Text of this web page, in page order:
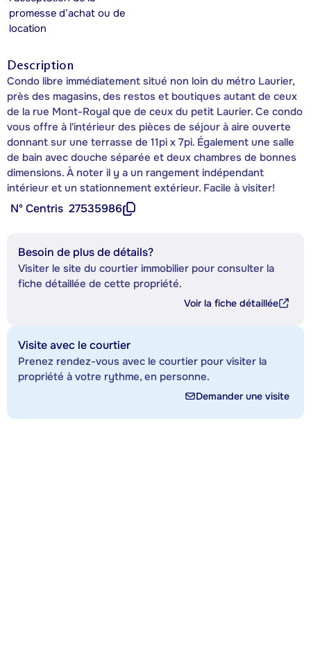
promesse d’achat ou de
location
Description
Condo libre immédiatement situé non loin du métro Laurier,
près des magasins, des restos et boutiques autant de ceux
de la rue Mont-Royal que de ceux du petit Laurier. Ce condo
vous offre à l'intérieur des pièces de séjour à aire ouverte
donnant sur une terrasse de 11pi x 7pi. Également une salle
de bain avec douche séparée et deux chambres de bonnes
dimensions. À noter il y a un rangement indépendant
intérieur et un stationnement extérieur. Facile à visiter!
Nº Centris 27535986
Besoin de plus de détails?
Visiter le site du courtier immobilier pour consulter la
fiche détaillée de cette propriété.
Voir la fiche détaillée
Visite avec le courtier
Prenez rendez-vous avec le courtier pour visiter la
propriété à votre rythme, en personne.
Demander une visite